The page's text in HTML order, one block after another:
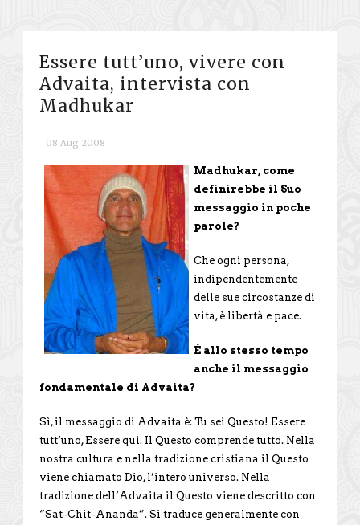
Essere tutt’uno, vivere con
Advaita, intervista con
Madhukar
08 Aug 2008
Madhukar, come
definirebbe il Suo
messaggio in poche
parole?
Che ogni persona,
indipendentemente
delle sue circostanze di
vita, è libertà e pace.
È allo stesso tempo
anche il messaggio
fondamentale di Advaita?
Sì, il messaggio di Advaita è: Tu sei Questo! Essere
tutt’uno, Essere qui. Il Questo comprende tutto. Nella
nostra cultura e nella tradizione cristiana il Questo
viene chiamato Dio, l’intero universo. Nella
tradizione dell’Advaita il Questo viene descritto con
“Sat-Chit-Ananda”. Si traduce generalmente con